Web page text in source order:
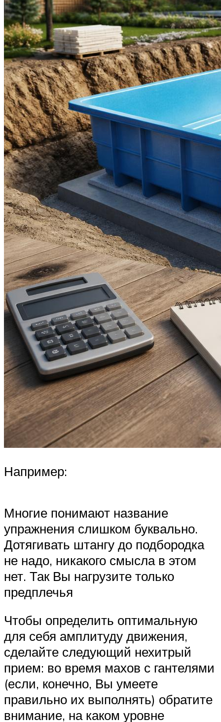
Например:
Многие понимают название
упражнения слишком буквально.
Дотягивать штангу до подбородка
не надо, никакого смысла в этом
нет. Так Вы нагрузите только
предплечья
Чтобы определить оптимальную
для себя амплитуду движения,
сделайте следующий нехитрый
прием: во время махов с гантелями
(если, конечно, Вы умеете
правильно их выполнять) обратите
внимание, на каком уровне